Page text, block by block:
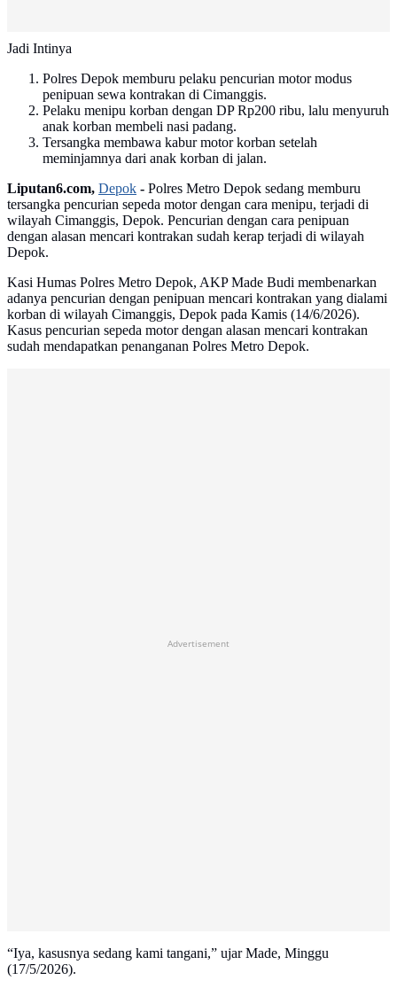
Jadi Intinya
Polres Depok memburu pelaku pencurian motor modus
penipuan sewa kontrakan di Cimanggis.
Pelaku menipu korban dengan DP Rp200 ribu, lalu menyuruh
anak korban membeli nasi padang.
Tersangka membawa kabur motor korban setelah
meminjamnya dari anak korban di jalan.
Liputan6.com, Depok - Polres Metro Depok sedang memburu
tersangka pencurian sepeda motor dengan cara menipu, terjadi di
wilayah Cimanggis, Depok. Pencurian dengan cara penipuan
dengan alasan mencari kontrakan sudah kerap terjadi di wilayah
Depok.
Kasi Humas Polres Metro Depok, AKP Made Budi membenarkan
adanya pencurian dengan penipuan mencari kontrakan yang dialami
korban di wilayah Cimanggis, Depok pada Kamis (14/6/2026).
Kasus pencurian sepeda motor dengan alasan mencari kontrakan
sudah mendapatkan penanganan Polres Metro Depok.
Advertisement
“Iya, kasusnya sedang kami tangani,” ujar Made, Minggu
(17/5/2026).